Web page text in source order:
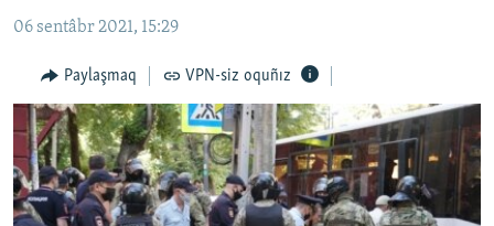
Qıdıruvğa
MEDENİYET
İNSAN AQLARI
VİDEO
SÜRET
BLOGLAR
06 sentâbr 2021, 15:29
Paylaşmaq VPN-siz oquñız